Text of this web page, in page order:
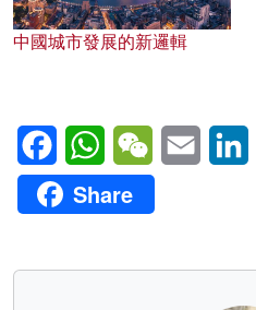
中國城市發展的新邏輯
FacebookWhatsAppWeChatEmail
Share